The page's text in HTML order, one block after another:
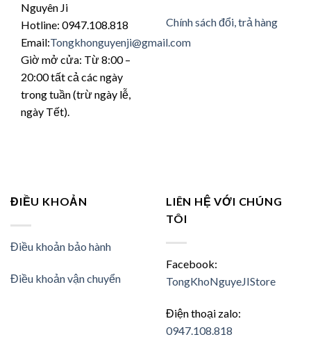
Nguyên Ji
Hotline: 0947.108.818
Email:Tongkhonguyenji@gmail.com
Giờ mở cửa: Từ 8:00 –
20:00 tất cả các ngày
trong tuần (trừ ngày lễ,
ngày Tết).
Chính sách đổi, trả hàng
ĐIỀU KHOẢN
Điều khoản bảo hành
Điều khoản vận chuyển
LIÊN HỆ VỚI CHÚNG
TÔI
Facebook:
TongKhoNguyeJIStore
Điện thoại zalo:
0947.108.818